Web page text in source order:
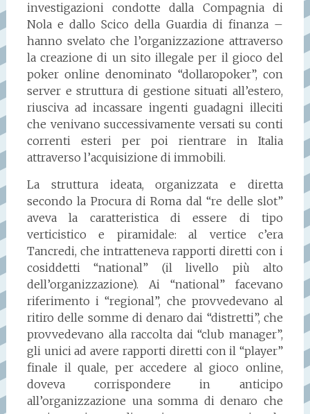
investigazioni condotte dalla Compagnia di
Nola e dallo Scico della Guardia di finanza –
hanno svelato che l’organizzazione attraverso
la creazione di un sito illegale per il gioco del
poker online denominato “dollaropoker”, con
server e struttura di gestione situati all’estero,
riusciva ad incassare ingenti guadagni illeciti
che venivano successivamente versati su conti
correnti esteri per poi rientrare in Italia
attraverso l’acquisizione di immobili.
La struttura ideata, organizzata e diretta
secondo la Procura di Roma dal “re delle slot”
aveva la caratteristica di essere di tipo
verticistico e piramidale: al vertice c’era
Tancredi, che intratteneva rapporti diretti con i
cosiddetti “national” (il livello più alto
dell’organizzazione). Ai “national” facevano
riferimento i “regional”, che provvedevano al
ritiro delle somme di denaro dai “distretti”, che
provvedevano alla raccolta dai “club manager”,
gli unici ad avere rapporti diretti con il “player”
finale il quale, per accedere al gioco online,
doveva corrispondere in anticipo
all’organizzazione una somma di denaro che